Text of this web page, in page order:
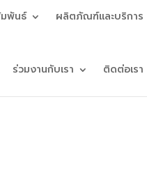
พันธ์ ผลิตภัณฑ์และบริการ
ร่วมงานกับเรา ติดต่อเรา